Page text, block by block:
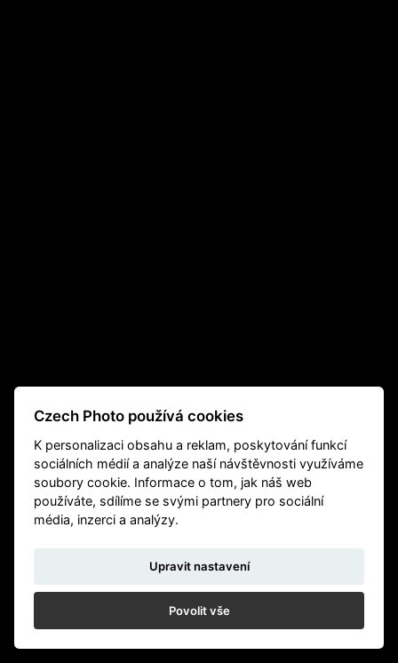
Czech Photo používá cookies
K personalizaci obsahu a reklam, poskytování funkcí
sociálních médií a analýze naší návštěvnosti využíváme
soubory cookie. Informace o tom, jak náš web
používáte, sdílíme se svými partnery pro sociální
média, inzerci a analýzy.
Upravit nastavení
Povolit vše